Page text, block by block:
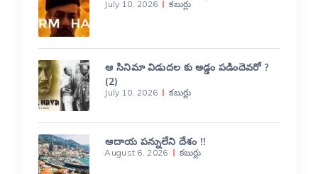
July 10, 2026 కబుర్లు
ఆ సినిమా విడుదల కు అడ్డం పడిందెవరో ?
(2)
July 10, 2026 కబుర్లు
ఆదాయ పన్నులేని దేశం !!
August 6, 2026 కబుర్లు